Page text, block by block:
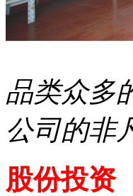
品类众多
公司的非
股份投